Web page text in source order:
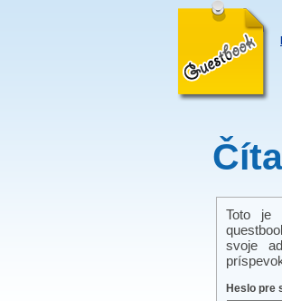
Toto je
svoje
Heslo pre